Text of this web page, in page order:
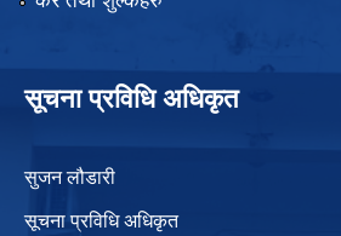
सूचना प्रविधि अधिकृत
सुजन लौडारी
सूचना प्रविधि अधिकृत